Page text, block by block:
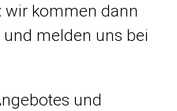
wir kommen dann
melden uns bei
und